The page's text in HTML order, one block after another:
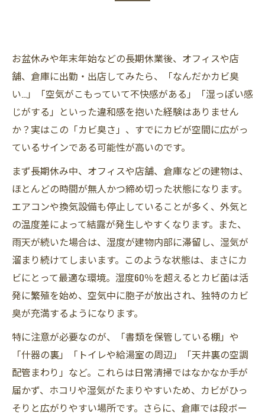
お盆休みや年末年始などの長期休業後、オフィスや店
舗、倉庫に出勤・出店してみたら、「なんだかカビ臭
い…」「空気がこもっていて不快感がある」「湿っぽい感
じがする」といった違和感を抱いた経験はありません
か？実はこの「カビ臭さ」、すでにカビが空間に広がっ
ているサインである可能性が高いのです。
まず長期休み中、オフィスや店舗、倉庫などの建物は、
ほとんどの時間が無人かつ締め切った状態になります。
エアコンや換気設備も停止していることが多く、外気と
の温度差によって結露が発生しやすくなります。また、
雨天が続いた場合は、湿度が建物内部に滞留し、湿気が
溜まり続けてしまいます。このような状態は、まさにカ
ビにとって最適な環境。湿度60％を超えるとカビ菌は活
発に繁殖を始め、空気中に胞子が放出され、独特のカビ
臭が充満するようになります。
特に注意が必要なのが、「書類を保管している棚」や
「什器の裏」「トイレや給湯室の周辺」「天井裏の空調
配管まわり」など。これらは日常清掃ではなかなか手が
届かず、ホコリや湿気がたまりやすいため、カビがひっ
そりと広がりやすい場所です。さらに、倉庫では段ボー